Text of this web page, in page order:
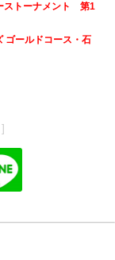
ストーナメント 第1
ゴールドコース・石